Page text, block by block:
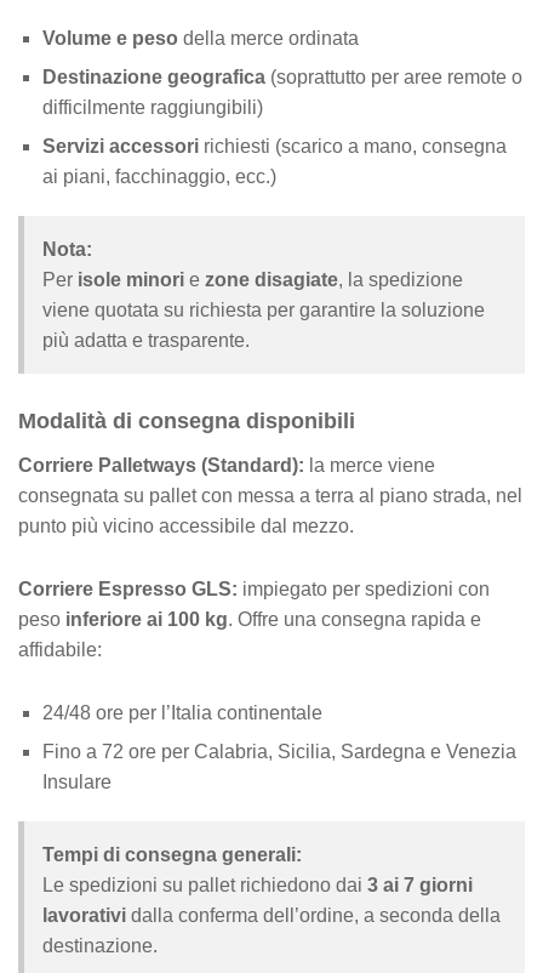
Volume e peso della merce ordinata
Destinazione geografica (soprattutto per aree remote o
difficilmente raggiungibili)
Servizi accessori richiesti (scarico a mano, consegna
ai piani, facchinaggio, ecc.)
Nota:
Per isole minori e zone disagiate, la spedizione
viene quotata su richiesta per garantire la soluzione
più adatta e trasparente.
Modalità di consegna disponibili
Corriere Palletways (Standard): la merce viene
consegnata su pallet con messa a terra al piano strada, nel
punto più vicino accessibile dal mezzo.
Corriere Espresso GLS: impiegato per spedizioni con
peso inferiore ai 100 kg. Offre una consegna rapida e
affidabile:
24/48 ore per l’Italia continentale
Fino a 72 ore per Calabria, Sicilia, Sardegna e Venezia
Insulare
Tempi di consegna generali:
Le spedizioni su pallet richiedono dai 3 ai 7 giorni
lavorativi dalla conferma dell’ordine, a seconda della
destinazione.